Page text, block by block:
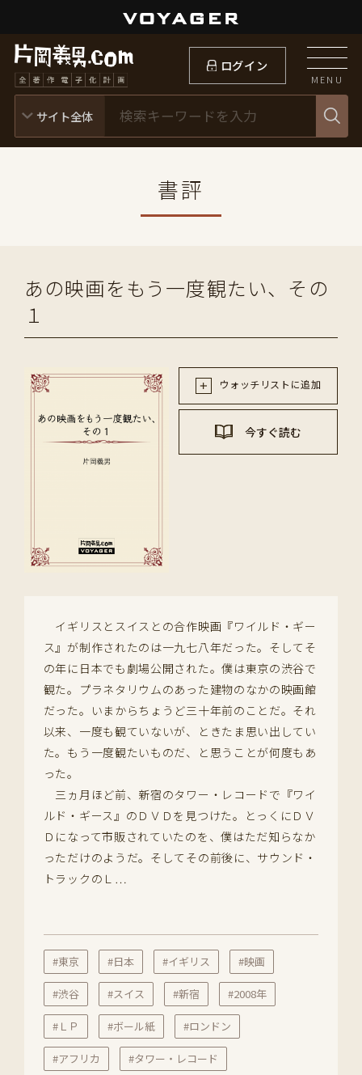
ログイン
MENU
書評
あの映画をもう一度観たい、その
１
ウォッチリストに追加
今すぐ読む
イギリスとスイスとの合作映画『ワイルド・ギー
ス』が制作されたのは一九七八年だった。そしてそ
の年に日本でも劇場公開された。僕は東京の渋谷で
観た。プラネタリウムのあった建物のなかの映画館
だった。いまからちょうど三十年前のことだ。それ
以来、一度も観ていないが、ときたま思い出してい
た。もう一度観たいものだ、と思うことが何度もあ
った。
三ヵ月ほど前、新宿のタワー・レコードで『ワイ
ルド・ギース』のＤＶＤを見つけた。とっくにＤＶ
Ｄになって市販されていたのを、僕はただ知らなか
っただけのようだ。そしてその前後に、サウンド・
トラックのＬ…
#東京 #日本 #イギリス #映画
#渋谷 #スイス #新宿 #2008年
#ＬＰ #ボール紙 #ロンドン
#アフリカ #タワー・レコード